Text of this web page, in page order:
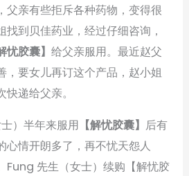
父亲有些拒斥各种药物，变得很
找到贝佳药业，经过仔细咨询，
忧胶囊】给父亲服用。最近赵父
，要女儿再订这个产品，赵小姐
递给父亲。
）半年来服用 【解忧胶囊】 后有
心情开朗多了，再不忧天怨人
Fung 先生（女士）续购【解忧胶